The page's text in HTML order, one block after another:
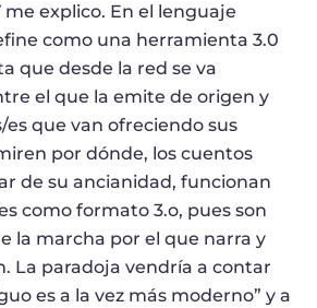
me explico. En el lenguaje
como una herramienta 3.0
que desde la red se va
el que la emite de origen y
es que van ofreciendo sus
por dónde, los cuentos
de su ancianidad, funcionan
como formato 3.o, pues son
la marcha por el que narra y
La paradoja vendría a contar
es a la vez más moderno” y a